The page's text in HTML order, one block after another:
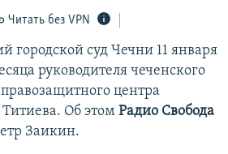
11 ИСТОРИЙ СОПРОТИВЛЕНИЯ
Читать без VPN
городской суд Чечни 11 января
руководителя чеченского
центра
Об этом Радио Свобода
Заикин.